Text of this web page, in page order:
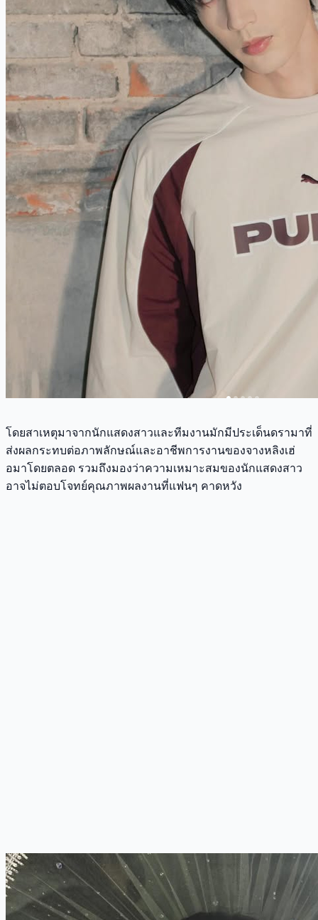
โดยสาเหตุมาจากนักแสดงสาวและทีมงานมักมีประเด็นดรามาที่
ส่งผลกระทบต่อภาพลักษณ์และอาชีพการงานของจางหลิงเฮ่
อมาโดยตลอด รวมถึงมองว่าความเหมาะสมของนักแสดงสาว
อาจไม่ตอบโจทย์คุณภาพผลงานที่แฟนๆ คาดหวัง